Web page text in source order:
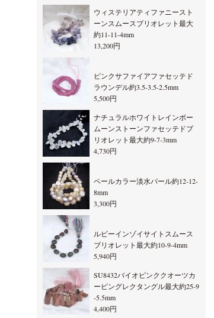
ウィステリアティファニースト
ーンスムースブリオレット最大
約11-11-4mm
13,200円
ピンクサファイアファセッテド
ラウンデル約3.5-3.5-2.5mm
5,500円
ナチュラルホワイトレインボー
ムーンストーンファセッテドブ
リオレット最大約9-7-3mm
4,730円
ペールカラー淡水パール約12-12-
8mm
3,300円
ルビーインゾイサイトスムース
ブリオレット最大約10-9-4mm
5,940円
SU8432バイオピンククオーツカ
ービングレクタングル最大約25-9
-5.5mm
4,400円